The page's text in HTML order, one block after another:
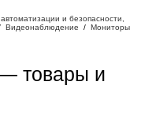
и безопасности,
Видеонаблюдение / Мониторы
товары и